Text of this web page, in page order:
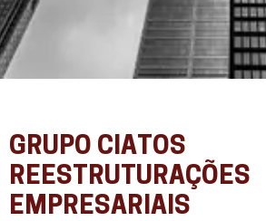
GRUPO CIATOS
REESTRUTURAÇÕES
EMPRESARIAIS